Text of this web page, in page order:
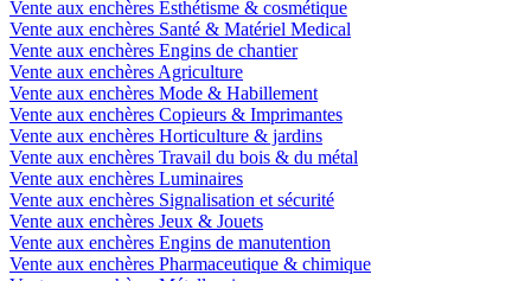
Vente aux enchères Esthétisme & cosmétique
Vente aux enchères Santé & Matériel Medical
Vente aux enchères Engins de chantier
Vente aux enchères Agriculture
Vente aux enchères Mode & Habillement
Vente aux enchères Copieurs & Imprimantes
Vente aux enchères Horticulture & jardins
Vente aux enchères Travail du bois & du métal
Vente aux enchères Luminaires
Vente aux enchères Signalisation et sécurité
Vente aux enchères Jeux & Jouets
Vente aux enchères Engins de manutention
Vente aux enchères Pharmaceutique & chimique